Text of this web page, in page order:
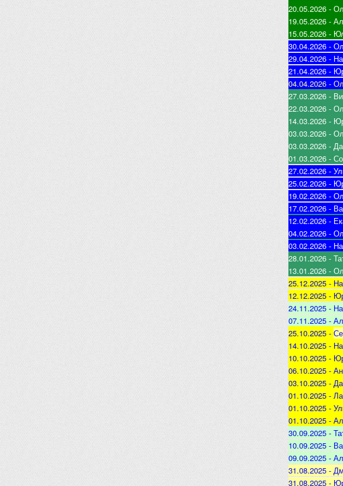
20.05.2026 -
19.05.2026 -
15.05.2026 -
30.04.2026 -
29.04.2026 -
21.04.2026 -
04.04.2026 -
27.03.2026 -
22.03.2026 -
14.03.2026 -
03.03.2026 -
03.03.2026 -
01.03.2026 -
27.02.2026 -
25.02.2026 -
19.02.2026 -
17.02.2026 -
12.02.2026 -
04.02.2026 -
03.02.2026 -
28.01.2026 -
13.01.2026 -
25.12.2025 -
12.12.2025 -
24.11.2025 -
07.11.2025 - А
25.10.2025 -
14.10.2025 -
10.10.2025 -
06.10.2025 -
03.10.2025 -
01.10.2025 -
01.10.2025 -
01.10.2025 -
30.09.2025 -
10.09.2025 -
09.09.2025 - А
31.08.2025 -
31.08.2025 -